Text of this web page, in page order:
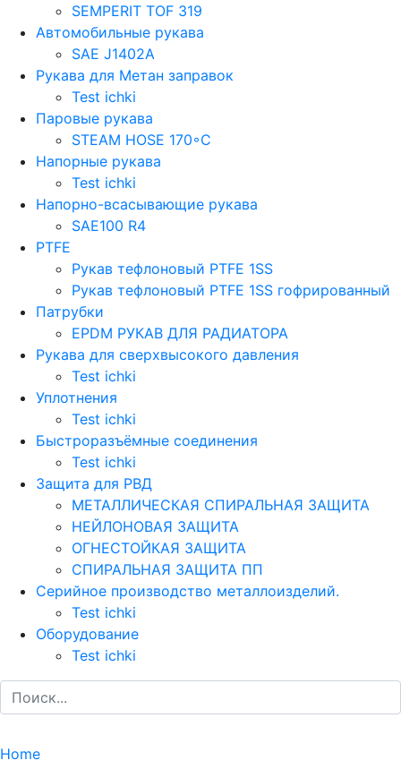
SEMPERIT TOF 319
Автомобильные рукава
SAE J1402A
Рукава для Метан заправок
Test ichki
Паровые рукава
STEAM HOSE 170◦C
Напорные рукава
Test ichki
Напорно-всасывающие рукава
SAE100 R4
PTFE
Рукав тефлоновый PTFE 1SS
Рукав тефлоновый PTFE 1SS гофрированный
Патрубки
EPDM РУКАВ ДЛЯ РАДИАТОРА
Рукава для сверхвысокого давления
Test ichki
Уплотнения
Test ichki
Быстроразъёмные соединения
Test ichki
Защита для РВД
МЕТАЛЛИЧЕСКАЯ СПИРАЛЬНАЯ ЗАЩИТА
НЕЙЛОНОВАЯ ЗАЩИТА
ОГНЕСТОЙКАЯ ЗАЩИТА
СПИРАЛЬНАЯ ЗАЩИТА ПП
Серийное производство металлоизделий.
Test ichki
Оборудование
Test ichki
Home